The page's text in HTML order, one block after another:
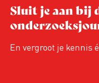
Sluit je aan bij
En vergroot je kennis